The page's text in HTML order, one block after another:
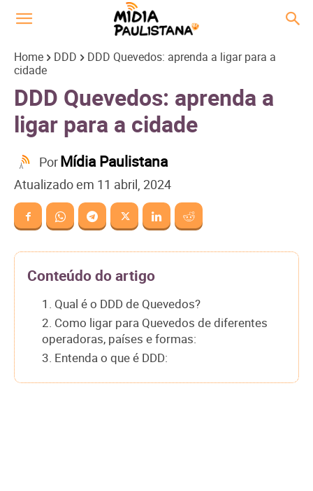
Home DDD
DDD Quevedos: aprenda a ligar para a
cidade
DDD Quevedos: aprenda a
ligar para a cidade
PorMídia Paulistana
Atualizado em 11 abril, 2024
Conteúdo do artigo
1. Qual é o DDD de Quevedos?
2. Como ligar para Quevedos de diferentes
operadoras, países e formas:
3. Entenda o que é DDD: